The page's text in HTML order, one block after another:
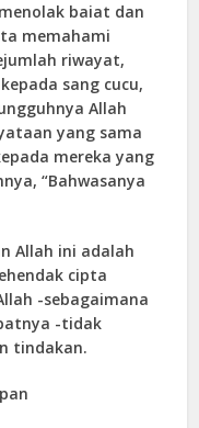
baiat dan
memahami
riwayat,
sang cucu,
Allah
yang sama
mereka yang
“Bahwasanya
Allah ini adalah
cipta
-sebagaimana
-tidak
tindakan.